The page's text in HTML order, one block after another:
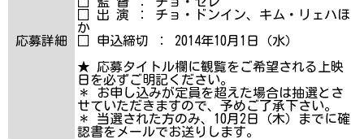
応募詳細
□ 出 演 ： チョ・ドンイン、キム・リェハほ
か
□ 申込締切 ： 2014年10月1日（水）
★ 応募タイトル欄に観覧をご希望される上映
日を必ずご明記ください。
＊ お申し込みが定員を超えた場合は抽選とさ
せていただきますので、予めご了承下さい。
＊ 当選された方のみ、10月2日（木）までに確
認書をメールでお送りします。